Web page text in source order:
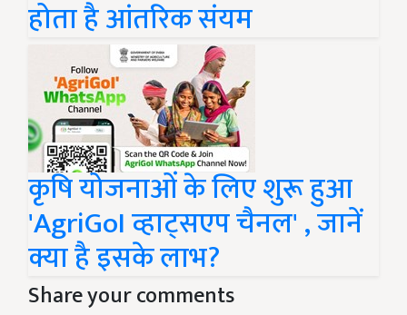
होता है आंतरिक संयम
कृषि योजनाओं के लिए शुरू हुआ
'AgriGoI व्हाट्सएप चैनल' , जानें
क्या है इसके लाभ?
Share your comments